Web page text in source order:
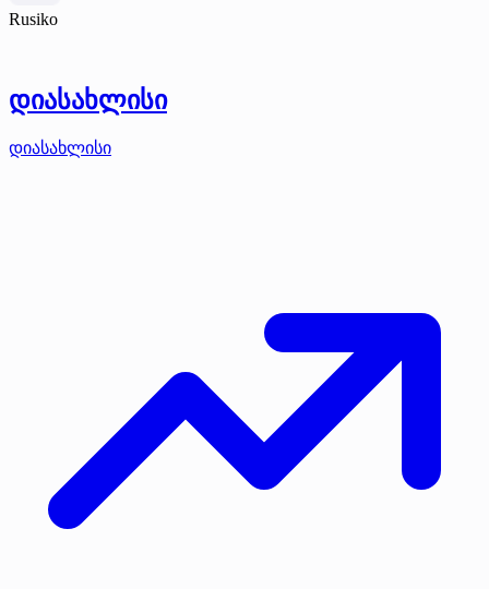
Rusiko
დიასახლისი
დიასახლისი